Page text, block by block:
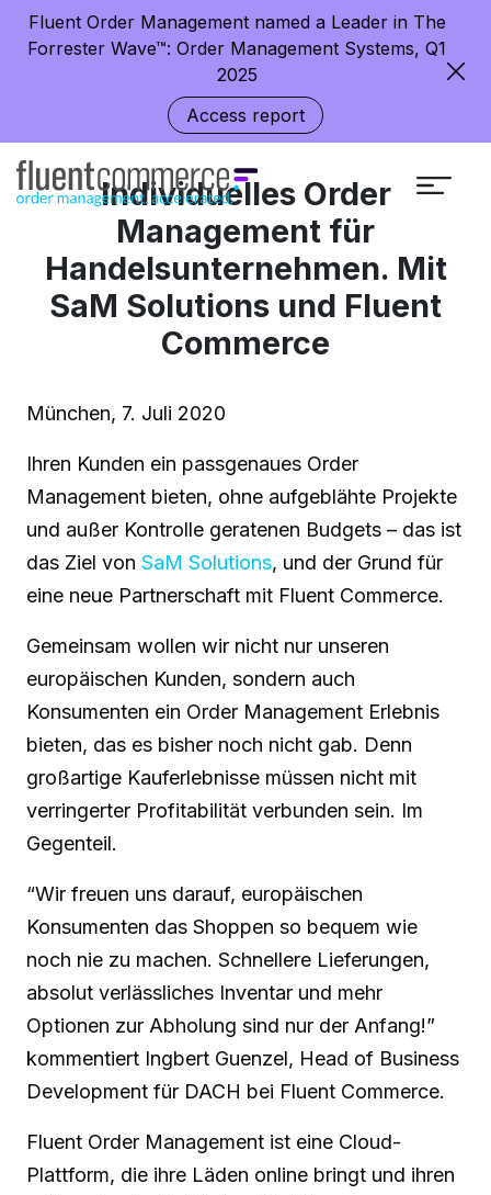
Fluent Order Management named a Leader in The
Forrester Wave™: Order Management Systems, Q1
2025
Access report
Individuelles Order
Management für
Handelsunternehmen. Mit
SaM Solutions und Fluent
Commerce
München, 7. Juli 2020
Ihren Kunden ein passgenaues Order
Management bieten, ohne aufgeblähte Projekte
und außer Kontrolle geratenen Budgets – das ist
das Ziel von SaM Solutions, und der Grund für
eine neue Partnerschaft mit Fluent Commerce.
Gemeinsam wollen wir nicht nur unseren
europäischen Kunden, sondern auch
Konsumenten ein Order Management Erlebnis
bieten, das es bisher noch nicht gab. Denn
großartige Kauferlebnisse müssen nicht mit
verringerter Profitabilität verbunden sein. Im
Gegenteil.
“Wir freuen uns darauf, europäischen
Konsumenten das Shoppen so bequem wie
noch nie zu machen. Schnellere Lieferungen,
absolut verlässliches Inventar und mehr
Optionen zur Abholung sind nur der Anfang!”
kommentiert Ingbert Guenzel, Head of Business
Development für DACH bei Fluent Commerce.
Fluent Order Management ist eine Cloud-
Plattform, die ihre Läden online bringt und ihren